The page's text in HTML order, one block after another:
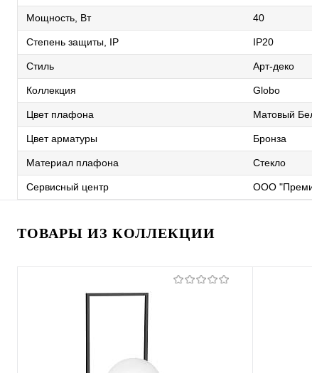
Мощность, Вт 40
Степень защиты, IP IP20
Стиль Арт-деко
Коллекция Globo
Цвет плафона Матовый
Цвет арматуры Бронза
Материал плафона Стекло
Сервисный центр ООО
ТОВАРЫ ИЗ КОЛЛЕКЦИИ